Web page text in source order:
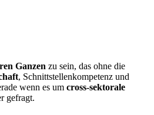
Ganzen zu sein, das ohne die
, Schnittstellenkompetenz und
wenn es um cross-sektorale
gefragt.